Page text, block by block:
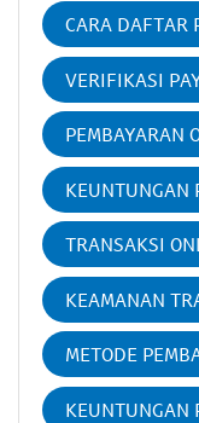
CARA DAFTAR
VERIFIKASI
PEMBAYARAN
KEUNTUNGAN
TRANSAKSI
KEAMANAN
METODE
KEUNTUNGAN